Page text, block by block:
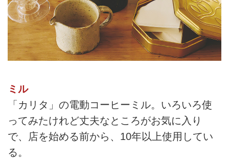
ミル
「カリタ」の電動コーヒーミル。いろいろ使
ってみたけれど丈夫なところがお気に入り
で、店を始める前から、10年以上使用してい
る。